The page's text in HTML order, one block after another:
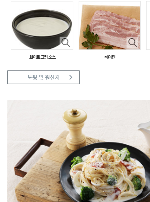
화이트 크림 소스 베이컨
토핑 및 원산지